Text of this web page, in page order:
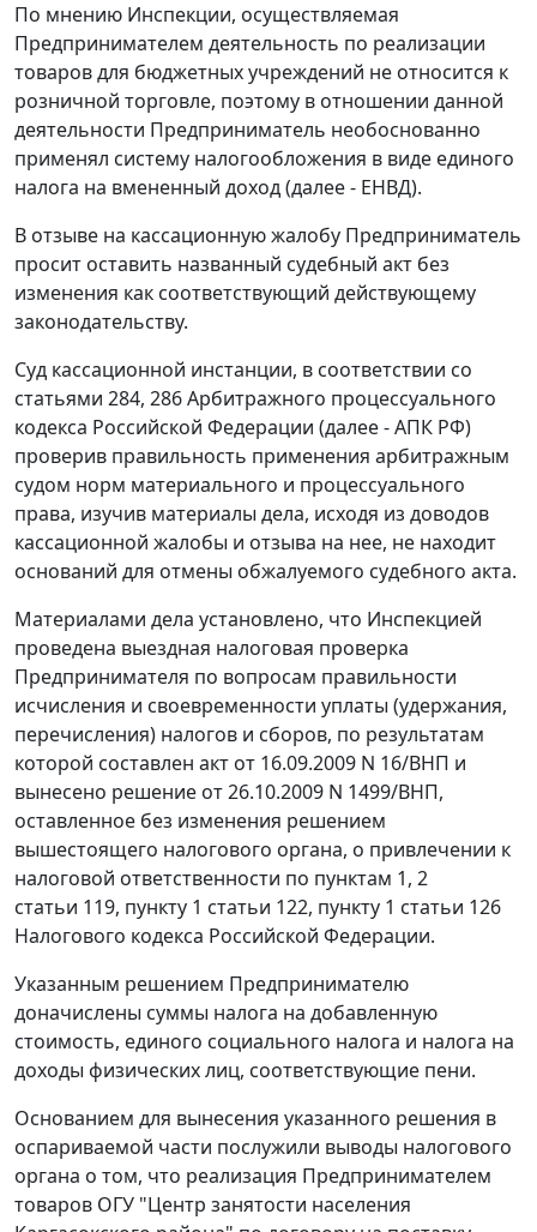
По мнению Инспекции, осуществляемая
Предпринимателем деятельность по реализации
товаров для бюджетных учреждений не относится к
розничной торговле, поэтому в отношении данной
деятельности Предприниматель необоснованно
применял систему налогообложения в виде единого
налога на вмененный доход (далее - ЕНВД).
В отзыве на кассационную жалобу Предприниматель
просит оставить названный судебный акт без
изменения как соответствующий действующему
законодательству.
Суд кассационной инстанции, в соответствии со
статьями 284, 286Арбитражного процессуального
кодекса Российской Федерации (далее - АПК РФ)
проверив правильность применения арбитражным
судом норм материального и процессуального
права, изучив материалы дела, исходя из доводов
кассационной жалобы и отзыва на нее, не находит
оснований для отмены обжалуемого судебного акта.
Материалами дела установлено, что Инспекцией
проведена выездная налоговая проверка
Предпринимателя по вопросам правильности
исчисления и своевременности уплаты (удержания,
перечисления) налогов и сборов, по результатам
которой составлен акт от 16.09.2009 N 16/ВНП и
вынесено решение от 26.10.2009 N 1499/ВНП,
оставленное без изменения решением
вышестоящего налогового органа, о привлечении к
налоговой ответственности по пунктам 1, 2
статьи 119, пункту 1 статьи 122, пункту 1 статьи 126
Налогового кодекса Российской Федерации.
Указанным решением Предпринимателю
доначислены суммы налога на добавленную
стоимость, единого социального налога и налога на
доходы физических лиц, соответствующие пени.
Основанием для вынесения указанного решения в
оспариваемой части послужили выводы налогового
органа о том, что реализация Предпринимателем
товаров ОГУ "Центр занятости населения